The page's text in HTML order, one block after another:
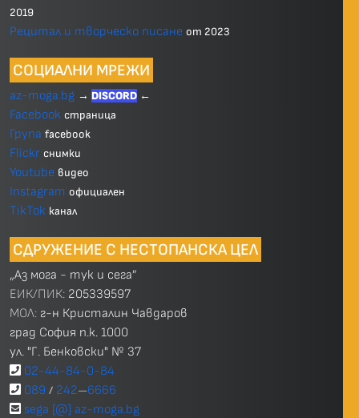
2019
Рецитал и творческо писане от 2023
СОЦИАЛНИ МРЕЖИ
az-moga.bg → DISCORD ←
Facebook страница
Група facebook
Flickr снимки
Youtube видео
Instagram официален
TikTok канал
СДРУЖЕНИЕ С НЕСТОПАНСКА ЦЕЛ
„Аз мога - тук и сега”
ЕИК/ПИК: 205339597
МОЛ: г-н Кристалин Чавдаров
град София п.к. 1000
ул. "Г. Бенковски" № 37
02-44-84-0-84
089 / 242—6666
sega [@] az-moga.bg